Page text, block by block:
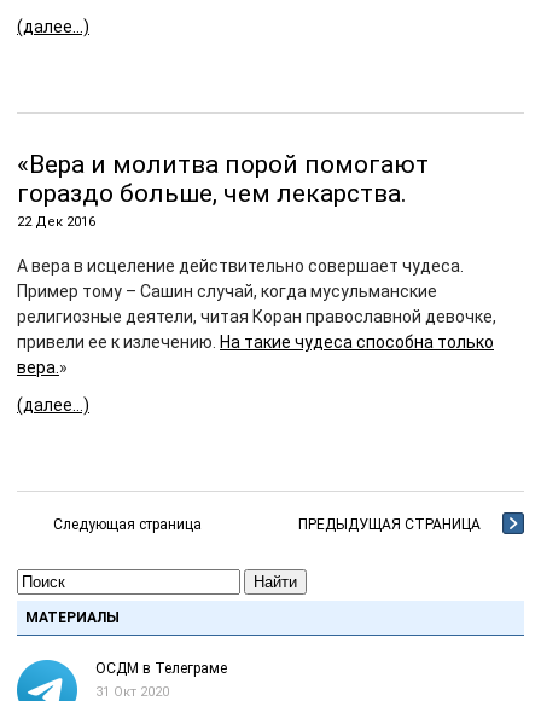
(далее…)
«Вера и молитва порой помогают
гораздо больше, чем лекарства.
22 Дек 2016
А вера в исцеление действительно совершает чудеса.
Пример тому – Сашин случай, когда мусульманские
религиозные деятели, читая Коран православной девочке,
привели ее к излечению. На такие чудеса способна только
вера. »
(далее…)
Следующая страница ПРЕДЫДУЩАЯ СТРАНИЦА
Найти
МАТЕРИАЛЫ
ОСДМ в Телеграме
31 Окт 2020